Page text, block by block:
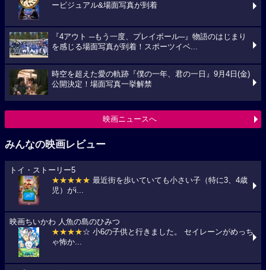
ービジュアル&場面写真が到着
『4アウト ─もう一度、プレイボール─』物語のはじまり
を感じる場面写真が到着！スポーツイベ...
時空を超えた愛の軌跡『僕の一年、君の一日』9月4日(金)
公開決定！場面写真一挙解禁
映画ニュースへ
みんなの映画レビュー
トイ・ストーリー5
★★★★★ 最近街を歩いていても小さい子（特に3、4歳
児）がi...
映画ちいかわ 人魚の島のひみつ
★★★★☆ 小6の子供と行きました。 セイレーンがめっち
ゃ怖か...